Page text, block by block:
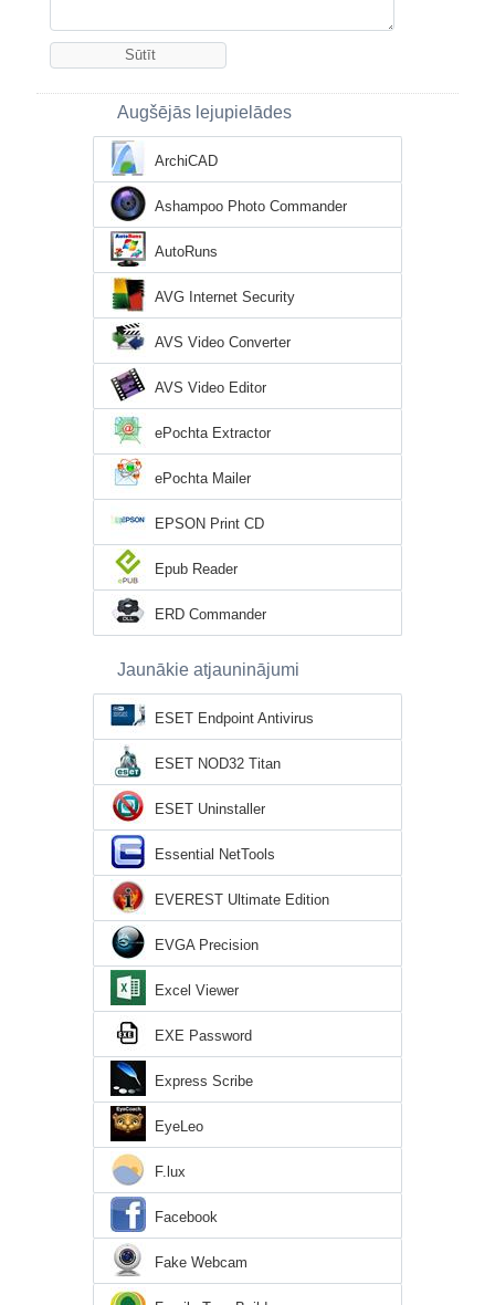
Augšējās lejupielādes
ArchiCAD
Ashampoo Photo Commander
AutoRuns
AVG Internet Security
AVS Video Converter
AVS Video Editor
ePochta Extractor
ePochta Mailer
EPSON Print CD
Epub Reader
ERD Commander
Jaunākie atjauninājumi
ESET Endpoint Antivirus
ESET NOD32 Titan
ESET Uninstaller
Essential NetTools
EVEREST Ultimate Edition
EVGA Precision
Excel Viewer
EXE Password
Express Scribe
EyeLeo
F.lux
Facebook
Fake Webcam